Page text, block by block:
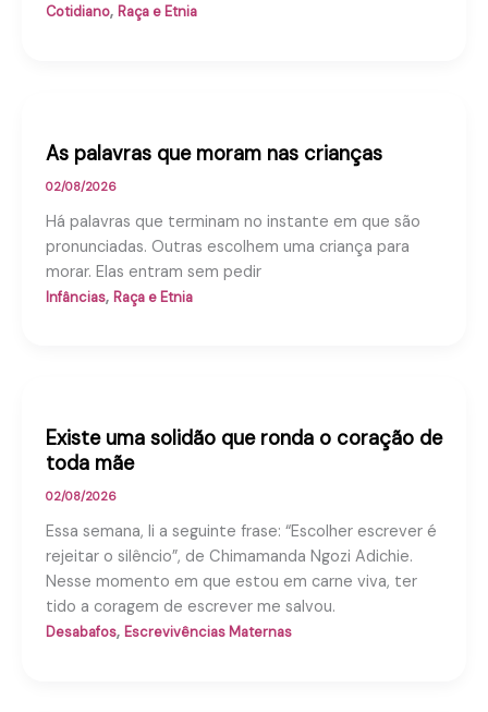
Cotidiano, Raça e Etnia
As palavras que moram nas crianças
02/08/2026
Há palavras que terminam no instante em que são
pronunciadas. Outras escolhem uma criança para
morar. Elas entram sem pedir
Infâncias, Raça e Etnia
Existe uma solidão que ronda o coração de
toda mãe
02/08/2026
Essa semana, li a seguinte frase: “Escolher escrever é
rejeitar o silêncio”, de Chimamanda Ngozi Adichie.
Nesse momento em que estou em carne viva, ter
tido a coragem de escrever me salvou.
Desabafos, Escrevivências Maternas